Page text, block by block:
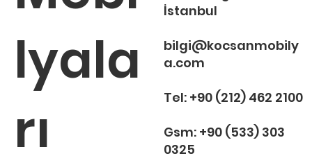
lyala
rı
İstanbul
bilgi@kocsanmobily
a.com
Tel: +90 (212) 462 2100
Gsm: +90 (533) 303
0325